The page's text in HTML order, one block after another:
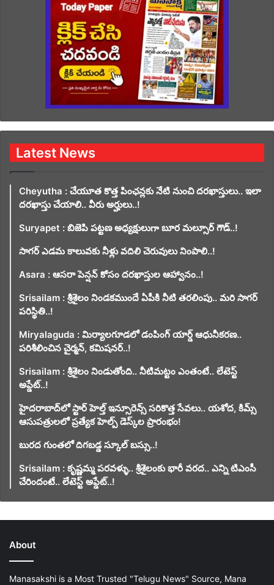
Latest News
Cheyutha : చేయూత కొత్త పింఛన్లకు నేటి నుంచి దరఖాస్తులు.. ఇలా
దరఖాస్తు చేయాలి.. వీరు అర్హులు..!
Suryapet : బిజెపి పట్టణ అధ్యక్షులుగా బూర మల్సూర్ గౌడ్..!
సాగర్ ఎడమ కాలువకు నీళ్లు వదిలి చెరువులు నింపాలి..!
Asara : ఆసరా పెన్షన్ కోసం దరఖాస్తుల ఆహ్వానం..!
Srisailam : శ్రీశైలం నిండకముందే ఏపీకి నీటి తరలింపు.. మరి సాగర్
పరిస్థితి..!
Miryalaguda : మిర్యాలగూడలో డంపింగ్ యార్డ్ ఆధునీకరణ..
పరిశీలించిన చైర్మన్, కమిషనర్..!
Srisailam : శ్రీశైలం నిండుతోంది.. నీటిమట్టం ఎంతంటే.. లేటెస్ట్
అప్డేట్..!
హైదరాబాద్‌లో స్టార్ హెల్త్ ఇన్సూరెన్స్ సరికొత్త సేవలు.. యశోద, కిమ్స్
ఆసుపత్రులలో ప్రత్యేక హెల్ప్ డెస్క్‌ల ప్రారంభం!
బురద గుంతలో దిగబడ్డ స్కూల్ బస్సు..!
Srisailam : కృష్ణమ్మ పరవళ్ళు.. శ్రీశైలంకు భారీ వరద.. ఎన్ని టిఎంసీ
చేరిందంటే.. లేటెస్ట్ అప్డేట్..!
About
Manasakshi is a Most Trusted "Telugu News" Source, Mana